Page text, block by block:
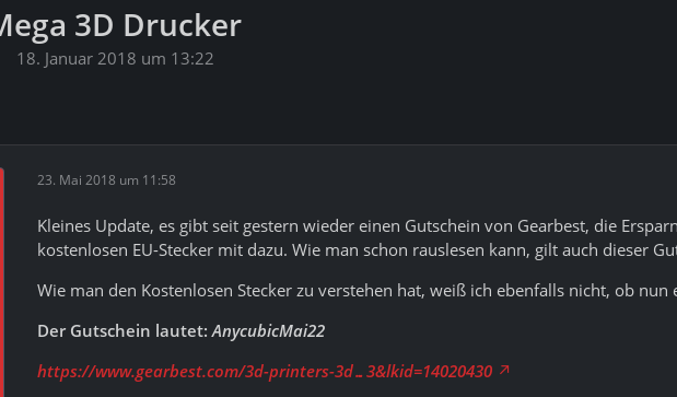
3D Drucker
18. Januar 2018 um 13:22
23. Mai 2018 um 11:58
Kleines Update, es gibt seit gestern wieder einen Gutschein von Gearbest, die
kostenlosen EU-Stecker mit dazu. Wie man schon rauslesen kann, gilt auch dieser
Wie man den Kostenlosen Stecker zu verstehen hat, weiß ich ebenfalls nicht, ob
Der Gutschein lautet:AnycubicMai22
https://www.gearbest.com/3d-printers-3d…3&lkid=14020430